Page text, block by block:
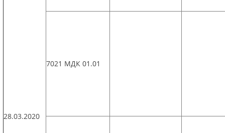
28.03.2020
7021 МДК 01.01